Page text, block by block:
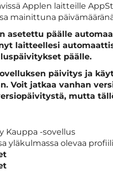
Applen laitteille
mainittuna
asetettu päälle
laitteellesi
päälle.
päivitys ja
Voit jatkaa vanhan
mutta
Kauppa ‑sovellus
yläkulmassa olevaa